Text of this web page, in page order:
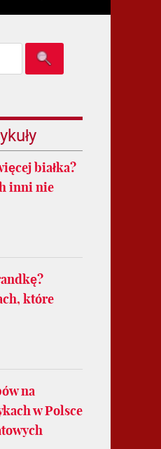
białka?
inni nie
które
na
w Polsce